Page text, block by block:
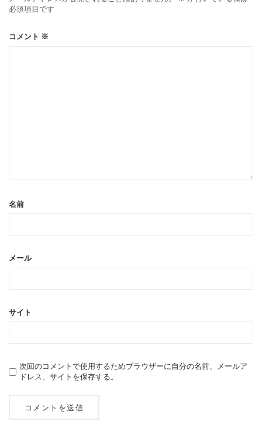
必須項目です
コメント ※
名前
メール
サイト
次回のコメントで使用するためブラウザーに自分の名前、メールア
ドレス、サイトを保存する。